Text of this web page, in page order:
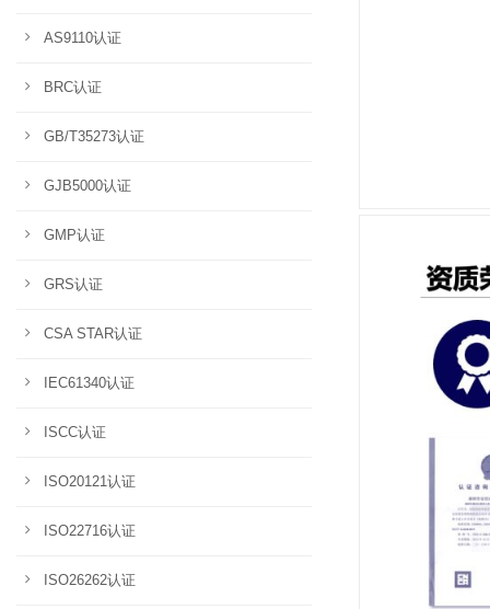
AS9110认证
BRC认证
GB/T35273认证
GJB5000认证
GMP认证
GRS认证
CSA STAR认证
IEC61340认证
ISCC认证
ISO20121认证
ISO22716认证
ISO26262认证